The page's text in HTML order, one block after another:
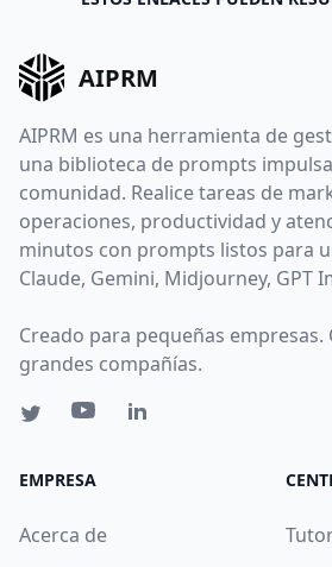
AIPRM
AIPRM es una herramienta de
una biblioteca de prompts
comunidad. Realice tareas de
operaciones, productividad y
minutos con prompts listos para
Claude, Gemini, Midjourney, GPT
Creado para pequeñas empresas.
grandes compañías.
EMPRESA
Acerca de